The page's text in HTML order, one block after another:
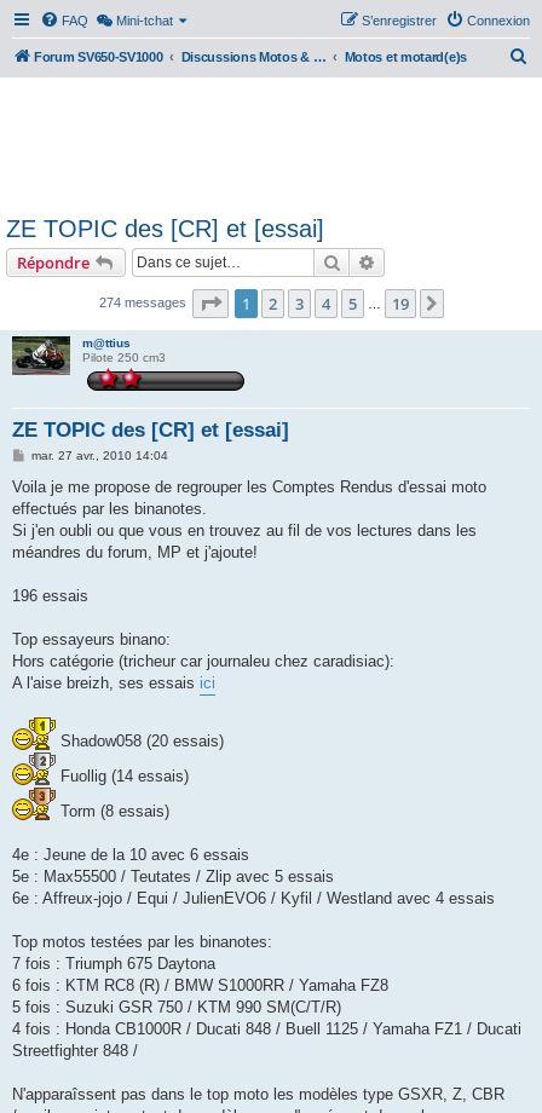
FAQ Mini-tchat Connexion
S’enregistrer
Forum SV650-SV1000 Discussions Motos & Motard(e)s Motos et motard(e)s
ZE TOPIC des [CR] et [essai]
Répondre Rechercher
274 messages Page 1sur19
1 2 3 4 5 19
m@ttius
Pilote 250 cm3
ZE TOPIC des [CR] et [essai]
M
s
a
g
e
mar. 27 avr., 2010 14:04
Voila je me propose de regrouper les Comptes Rendus d'essai moto
effectués par les binanotes.
Si j'en oubli ou que vous en trouvez au fil de vos lectures dans les
méandres du forum, MP et j'ajoute!
196 essais
Top essayeurs binano:
Hors catégorie (tricheur car journaleu chez caradisiac):
A l'aise breizh, ses essais ici
Shadow058 (20 essais)
Fuollig (14 essais)
Torm (8 essais)
4e : Jeune de la 10 avec 6 essais
5e : Max55500 / Teutates / Zlip avec 5 essais
6e : Affreux-jojo / Equi / JulienEVO6 / Kyfil / Westland avec 4 essais
Top motos testées par les binanotes:
7 fois : Triumph 675 Daytona
6 fois : KTM RC8 (R) / BMW S1000RR / Yamaha FZ8
5 fois : Suzuki GSR 750 / KTM 990 SM(C/T/R)
4 fois : Honda CB1000R / Ducati 848 / Buell 1125 / Yamaha FZ1 / Ducati
Streetfighter 848 /
N'apparaîssent pas dans le top moto les modèles type GSXR, Z, CBR